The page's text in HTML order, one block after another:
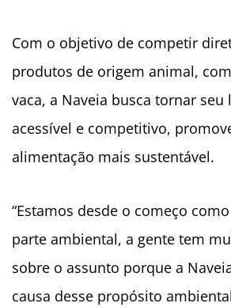
Com o objetivo de competir
produtos de origem animal,
vaca, a Naveia busca tornar seu
acessível e competitivo,
alimentação mais sustentável.
“Estamos desde o começo como
parte ambiental, a gente tem
sobre o assunto porque a
causa desse propósito